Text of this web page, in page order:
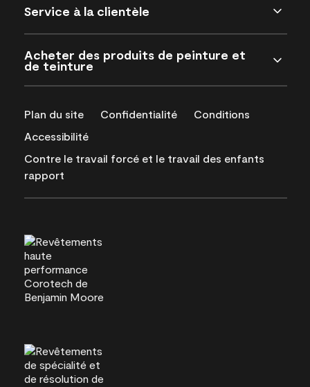
Service à la clientèle
Acheter des produits de peinture et
de teinture
Plan du site Confidentialité
Conditions
Accessibilité
Contre le travail forcé et le travail des enfants
rapport